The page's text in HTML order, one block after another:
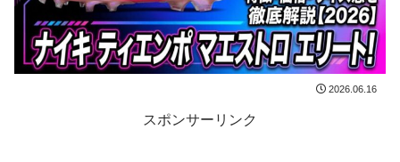
2026.06.16
スポンサーリンク